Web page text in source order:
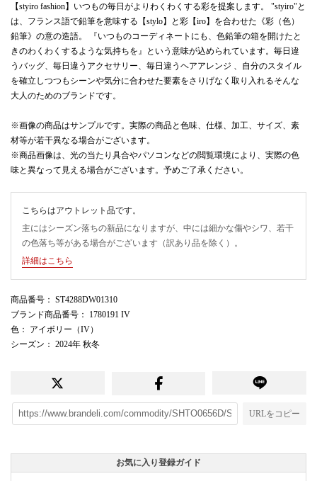
【styiro fashion】いつもの毎日がよりわくわくする彩を提案します。 "styiro"と
は、フランス語で鉛筆を意味する【stylo】と彩【iro】を合わせた《彩（色）
鉛筆》の意の造語。 『いつものコーディネートにも、色鉛筆の箱を開けたと
きのわくわくするような気持ちを』という意味が込められています。毎日違
うバッグ、毎日違うアクセサリー、毎日違うヘアアレンジ 、自分のスタイル
を確立しつつもシーンや気分に合わせた要素をさりげなく取り入れるそんな
大人のためのブランドです。
※画像の商品はサンプルです。実際の商品と色味、仕様、加工、サイズ、素
材等が若干異なる場合がございます。
※商品画像は、光の当たり具合やパソコンなどの閲覧環境により、実際の色
味と異なって見える場合がございます。予めご了承ください。
こちらはアウトレット品です。
主にはシーズン落ちの新品になりますが、中には細かな傷やシワ、若干
の色落ち等がある場合がございます（訳あり品を除く）。
詳細はこちら
商品番号 ： ST4288DW01310
ブランド商品番号 ： 1780191 IV
色 ： アイボリー（IV）
シーズン ： 2024年 秋冬
URLをコピー
お気に入り登録ガイド